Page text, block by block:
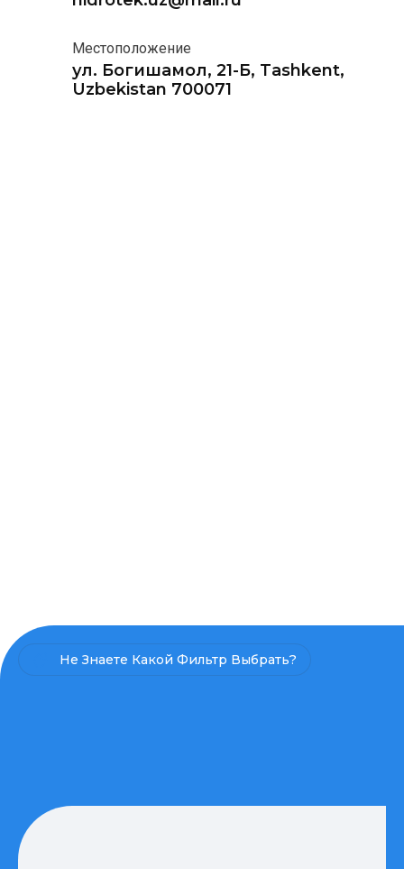
Местоположение
ул. Богишамол, 21-Б, Tashkent,
Uzbekistan 700071
Не Знаете Какой Фильтр Выбрать?